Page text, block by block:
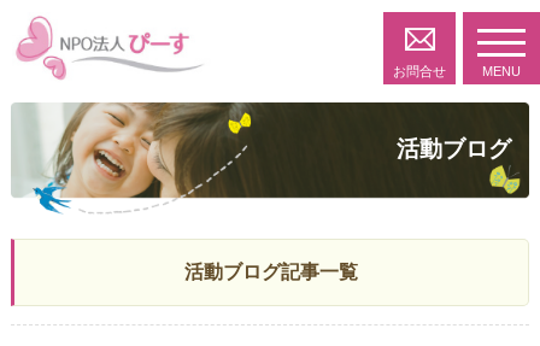
お問合せ MENU
活動ブログ
活動ブログ記事一覧